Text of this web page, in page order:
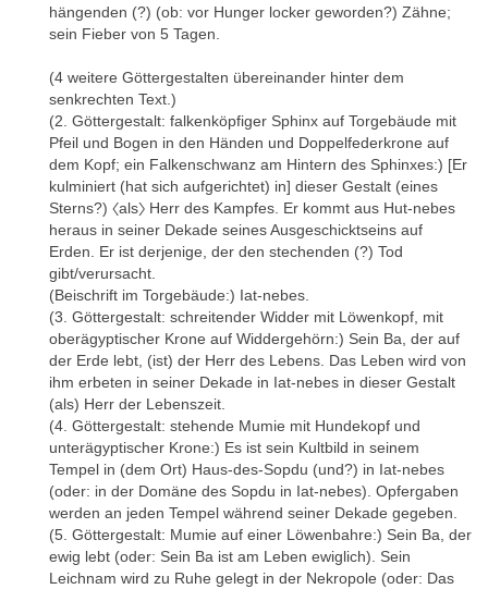
hängenden (?) (ob: vor Hunger locker geworden?) Zähne;
sein Fieber von 5 Tagen.
(4 weitere Göttergestalten übereinander hinter dem
senkrechten Text.)
(2. Göttergestalt: falkenköpfiger Sphinx auf Torgebäude mit
Pfeil und Bogen in den Händen und Doppelfederkrone auf
dem Kopf; ein Falkenschwanz am Hintern des Sphinxes:) [Er
kulminiert (hat sich aufgerichtet) in] dieser Gestalt (eines
Sterns?) 〈als〉 Herr des Kampfes. Er kommt aus Hut-nebes
heraus in seiner Dekade seines Ausgeschicktseins auf
Erden. Er ist derjenige, der den stechenden (?) Tod
gibt/verursacht.
(Beischrift im Torgebäude:) Iat-nebes.
(3. Göttergestalt: schreitender Widder mit Löwenkopf, mit
oberägyptischer Krone auf Widdergehörn:) Sein Ba, der auf
der Erde lebt, (ist) der Herr des Lebens. Das Leben wird von
ihm erbeten in seiner Dekade in Iat-nebes in dieser Gestalt
(als) Herr der Lebenszeit.
(4. Göttergestalt: stehende Mumie mit Hundekopf und
unterägyptischer Krone:) Es ist sein Kultbild in seinem
Tempel in (dem Ort) Haus-des-Sopdu (und?) in Iat-nebes
(oder: in der Domäne des Sopdu in Iat-nebes). Opfergaben
werden an jeden Tempel während seiner Dekade gegeben.
(5. Göttergestalt: Mumie auf einer Löwenbahre:) Sein Ba, der
ewig lebt (oder: Sein Ba ist am Leben ewiglich). Sein
Leichnam wird zu Ruhe gelegt in der Nekropole (oder: Das